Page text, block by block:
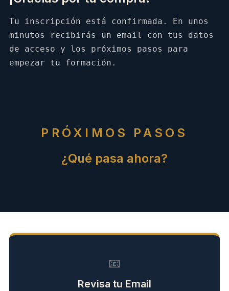
Tu inscripción está confirmada. En unos
minutos recibirás un email con tus datos
de acceso y los próximos pasos para
empezar tu formación.
PRÓXIMOS PASOS
¿Qué pasa ahora?
📧
Revisa tu Email